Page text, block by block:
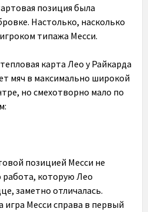
позиция была
Настолько, насколько
типажа Месси.
карта Лео у Райкарда
мяч в максимально широкой
но смехотворно мало по
позицией Месси не
работа, которую Лео
заметно отличалась.
игра Месси справа в первый